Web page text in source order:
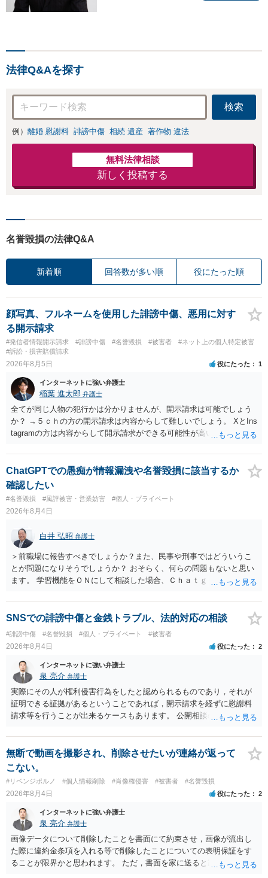
法律Q&Aを探す
検索
例） 離婚 慰謝料 誹謗中傷 相続 遺産 著作物 違法
無料法律相談
新しく投稿する
名誉毀損の法律Q&A
新着順 回答数が多い順 役にたった順
顔写真、フルネームを使用した誹謗中傷、悪用に対す
る開示請求
#発信者情報開示請求 #誹謗中傷 #名誉毀損 #被害者
#ネット上の個人特定被害
#訴訟・損害賠償請求
2026年8月5日 役にたった 1
インターネットに強い弁護士
稲葉 進太郎 弁護士
全てが同じ人物の犯行かは分かりませんが、開示請求は可能でしょう
か？ →５ｃｈの方の開示請求は内容からして難しいでしょう。 XとIns
tagramの方は内容からして開示請求ができる可能性が高いでしょう。
いでしょう。７月中にアカウントが削除されている場合、今から進め
ても失敗する可能性が高いように思われます。 相手を特定できた場
合、相手に全ての弁護士費用を負担させることは可能でしょうか？ →
訴訟外の交渉で相手方が認めれば負担させることができるでしょう。
訴訟で判決となった場合は、実際の弁護士費用が認められる場合と認
められない場合があり何ともいえないところでしょう。
ChatGPTでの愚痴が情報漏洩や名誉毀損に該当するか
確認したい
#名誉毀損 #風評被害・営業妨害 #個人・プライベート
2026年8月4日
白井 弘昭 弁護士
＞前職場に報告すべきでしょうか？また、民事や刑事ではどういうこ
とが問題になりそうでしょうか？ おそらく、何らの問題もないと思い
ます。 学習機能をＯＮにして相談した場合、Ｃｈａｔｇｐｔがｏｐｅ
する可能性がありますが、個人名や会社名を特定していない限り、一
般論として抽象化されて回答に織り込まれる可能性が生じるにすぎま
せんので、その情報自体が、秘密情報に当たるとは思えませんし、名
誉棄損として、個人や会社に対する誹謗中傷の不特定多数への公開に
当たるとも思われません。 もちろん、誰がその内容をｃｈａｔｇｐｔ
に入力したかも第三者にしられることはないので、個人や会社の特定
をせずに書き込んだことで（おそらく特定して書き込んだとして
も）、相談者さんが刑事民事の責任に問われることはないでしょう。
私見ながらご参考まで。
SNSでの誹謗中傷と金銭トラブル、法的対応の相談
#誹謗中傷 #名誉毀損 #個人・プライベート #被害者
2026年8月4日 役にたった 2
インターネットに強い弁護士
泉 亮介 弁護士
実際にその人が権利侵害行為をしたと認められるものであり，それが
証明できる証拠があるということであれば，開示請求を経ずに慰謝料
請求等を行うことが出来るケースもあります。 公開相談の場では回答
に個別に相談されると良いでしょう。
無断で動画を撮影され、削除させたいが連絡が返って
こない。
#リベンジポルノ #個人情報削除 #肖像権侵害 #被害者 #名誉毀損
2026年8月4日 役にたった 2
インターネットに強い弁護士
泉 亮介 弁護士
画像データについて削除したことを書面にて約束させ，画像が流出し
た際に違約金条項を入れる等で削除したことについての表明保証をす
ることが限界かと思われます。 ただ，書面を家に送ると家族に不貞行